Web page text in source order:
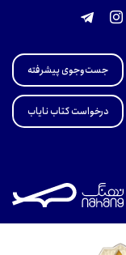
جست‌وجوی پیشرفته
درخواست کتاب نایاب